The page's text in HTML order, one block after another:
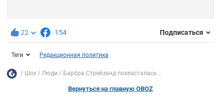
22 154 Подписаться
Теги Редакционная политика
Шоу Люди Барбра Стрейзанд похвасталась...
Вернуться на главную OBOZ